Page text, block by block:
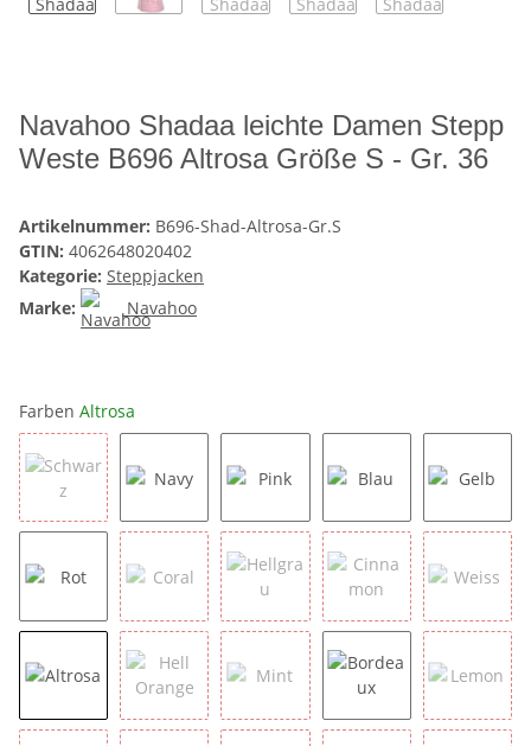
Navahoo Shadaa leichte Damen Stepp
Weste B696 Altrosa Größe S - Gr. 36
Artikelnummer: B696-Shad-Altrosa-Gr.S
GTIN: 4062648020402
Kategorie: Steppjacken
Marke:
Navahoo
Farben Altrosa
Schwarz Navy Pink Blau Gelb
Rot Coral Hellgrau Cinnamon Weiss
Altrosa Hell Orange Mint Bordeaux Lemon